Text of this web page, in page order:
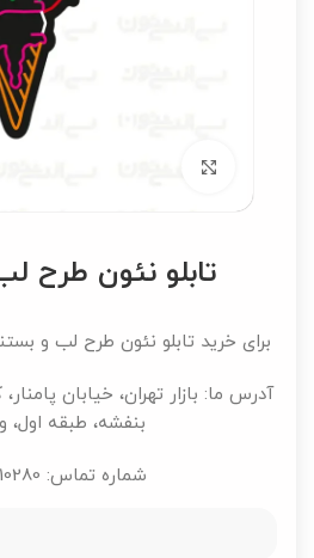
تابلو نئون طرح
برای خرید تابلو نئون طرح لب و
آدرس ما: بازار تهران، خیابان
بنفشه، طبقه اول،
شماره تماس: 09124210280